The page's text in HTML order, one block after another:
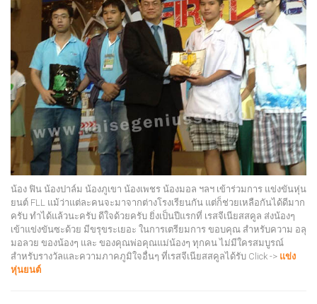
น้อง ฟิน น้องปาล์ม น้องภูเขา น้องเพชร น้องมอล ฯลฯ เข้าร่วมการ แข่งขันหุ่น
ยนต์ FLL แม้ว่าแต่ละคนจะมาจากต่างโรงเรียนกัน แต่ก็ช่วยเหลือกันได้ดีมาก
ครับ ทำได้แล้วนะครับ ดีใจด้วยครับ ยิ่งเป็นปีแรกที่ เรสจีเนียสสคูล ส่งน้องๆ
เข้าแข่งขันซะด้วย มีขรุขระเยอะ ในการเตรียมการ ขอบคุณ สำหรับความ อลุ
มอลวย ของน้องๆ และ ของคุณพ่อคุณแม่น้องๆ ทุกคน ไม่มีใครสมบูรณ์
สำหรับรางวัลและความภาคภูมิใจอื่นๆ ที่เรสจีเนียสสคูลได้รับ Click -> แข่ง
หุ่นยนต์